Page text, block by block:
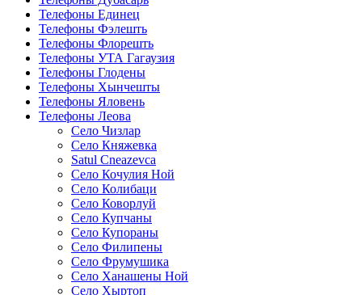
Телефоны Единец
Телефоны Фэлешть
Телефоны Флорешть
Телефоны УТА Гагаузия
Телефоны Глодены
Телефоны Хынчешты
Телефоны Яловень
Телефоны Леова
Село Чизлар
Село Княжевка
Satul Cneazevca
Село Кочулия Ной
Село Колибаци
Село Коворлуй
Село Купчаны
Село Купораны
Село Филипены
Село Фрумушика
Село Ханашены Ной
Село Хыртоп